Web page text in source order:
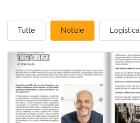
Tutte Notizie Logistica